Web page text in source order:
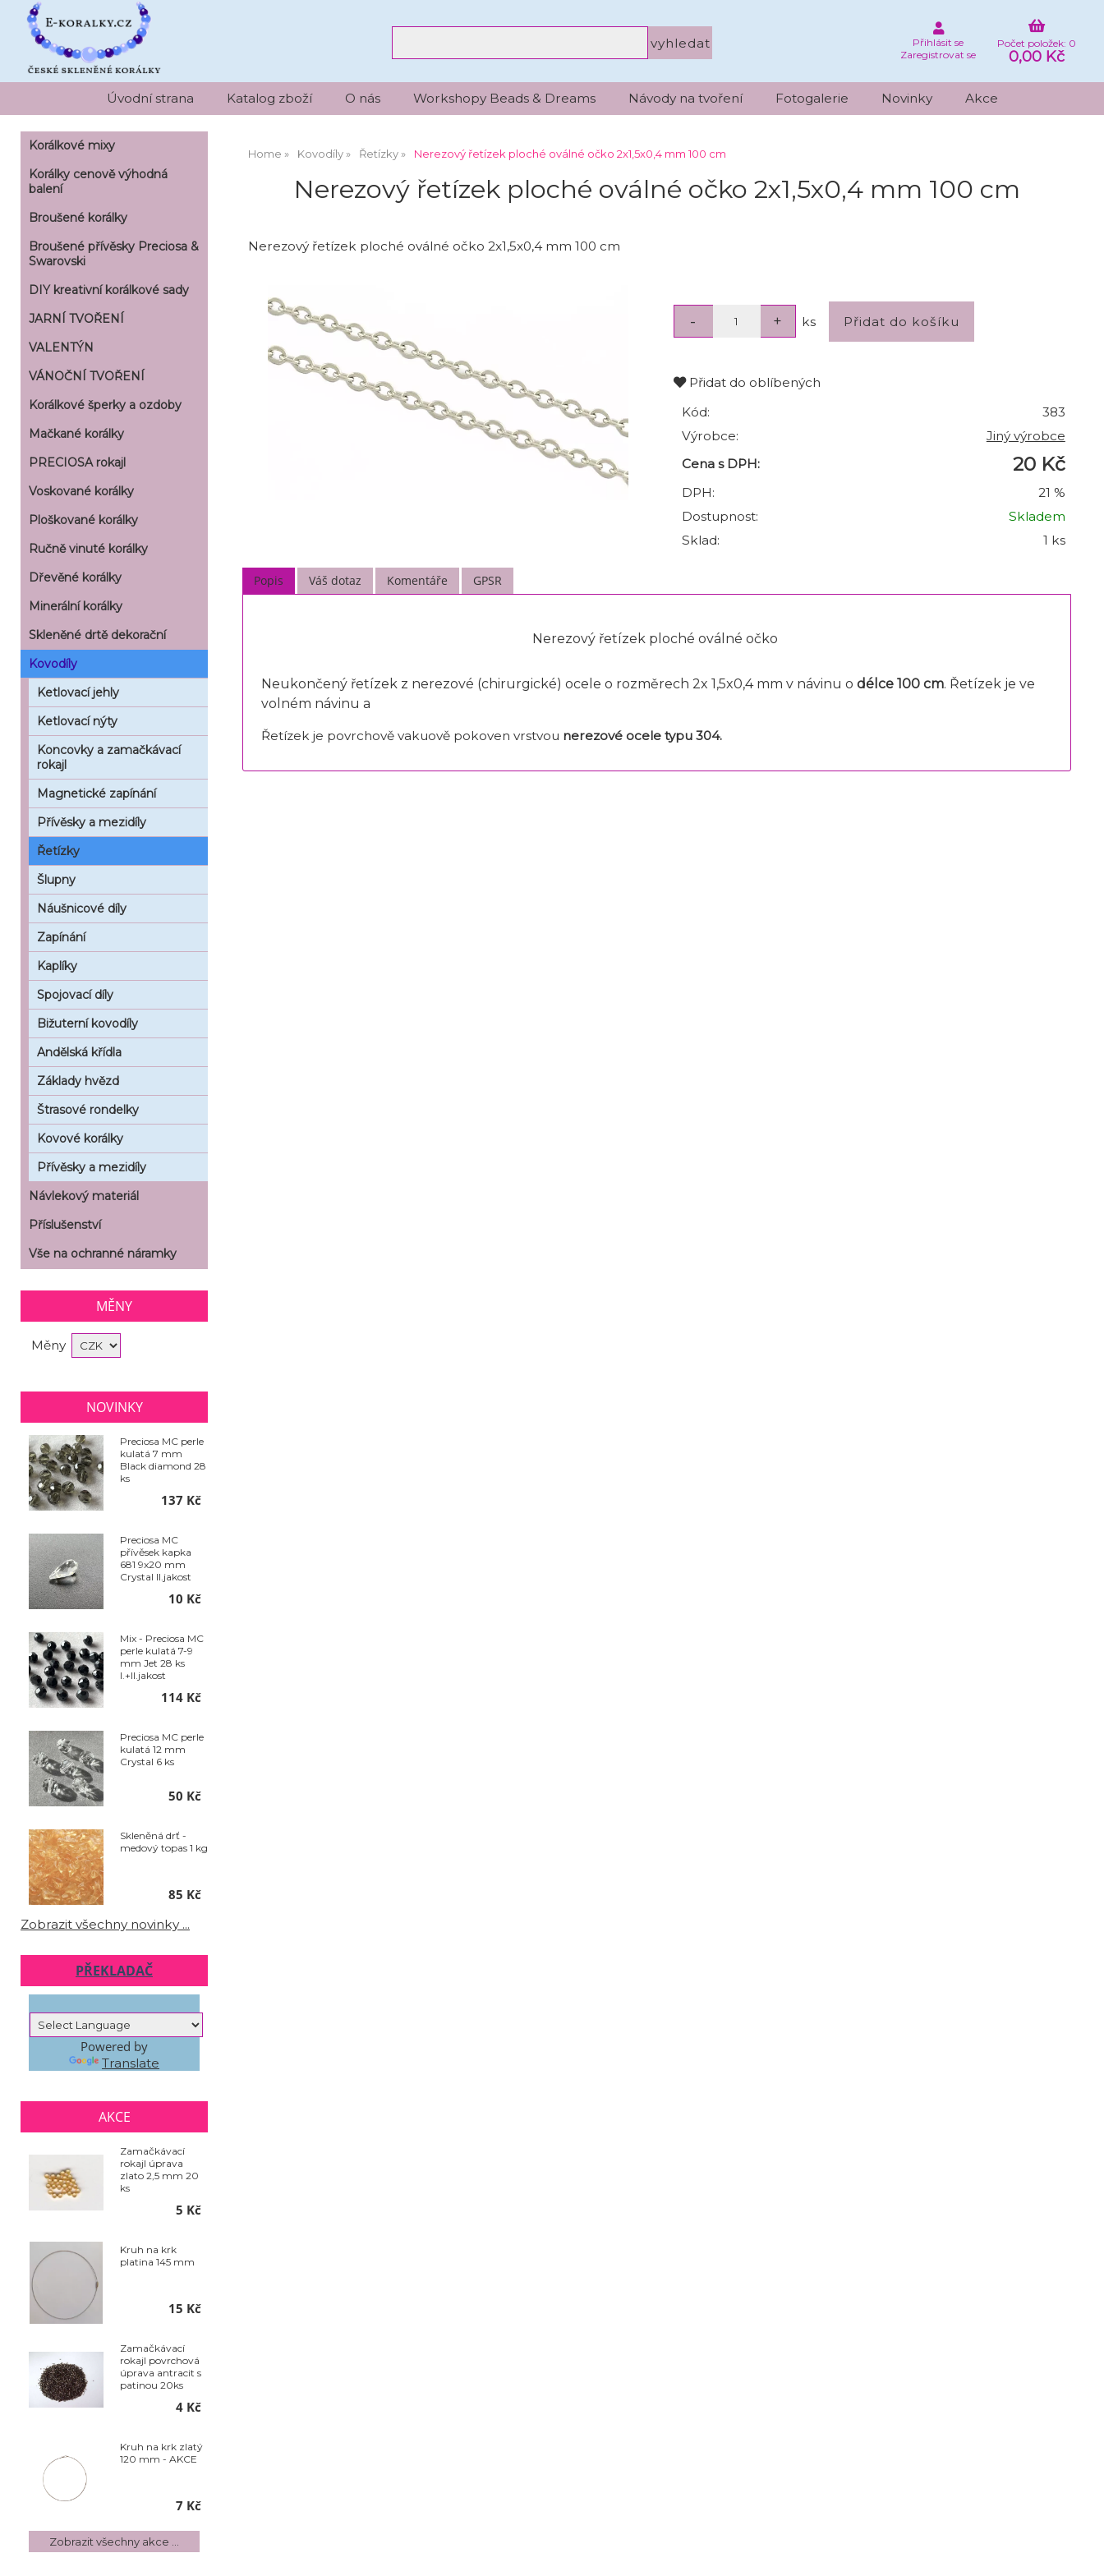
Počet položek: 0
0,00 Kč
Přihlásit se
Zaregistrovat se
Úvodní strana Katalog zboží O nás Workshopy Beads & Dreams Návody na tvoření Fotogalerie Novinky Akce
Home Kovodíly Řetízky Nerezový řetízek ploché oválné očko 2x1,5x0,4 mm 100 cm
Nerezový řetízek ploché oválné očko 2x1,5x0,4 mm 100 cm
Nerezový řetízek ploché oválné očko 2x1,5x0,4 mm 100 cm
ks
Přidat do oblíbených
Kód:
383
Výrobce:
Jiný výrobce
Cena s DPH:
20 Kč
DPH:
21 %
Dostupnost:
Skladem
Sklad:
1 ks
Popis Váš dotaz Komentáře GPSR
Nerezový řetízek ploché oválné očko
Neukončený řetízek z nerezové (chirurgické) ocele o rozměrech 2x 1,5x0,4 mm v návinu o délce 100 cm. Řetízek je ve
volném návinu a
Řetízek je povrchově vakuově pokoven vrstvou nerezové ocele typu 304.
Korálkové mixy
Korálky cenově výhodná
balení
Broušené korálky
Broušené přívěsky Preciosa &
Swarovski
DIY kreativní korálkové sady
JARNÍ TVOŘENÍ
VALENTÝN
VÁNOČNÍ TVOŘENÍ
Korálkové šperky a ozdoby
Mačkané korálky
PRECIOSA rokajl
Voskované korálky
Ploškované korálky
Ručně vinuté korálky
Dřevěné korálky
Minerální korálky
Skleněné drtě dekorační
Kovodíly
Ketlovací jehly
Ketlovací nýty
Koncovky a zamačkávací
rokajl
Magnetické zapínání
Přívěsky a mezidíly
Řetízky
Šlupny
Náušnicové díly
Zapínání
Kaplíky
Spojovací díly
Bižuterní kovodíly
Andělská křídla
Základy hvězd
Štrasové rondelky
Kovové korálky
Přívěsky a mezidíly
Návlekový materiál
Příslušenství
Vše na ochranné náramky
MĚNY
Měny
NOVINKY
Preciosa MC perle
kulatá 7 mm
Black diamond 28
ks
137 Kč
Preciosa MC
přívěsek kapka
681 9x20 mm
Crystal II.jakost
10 Kč
Mix - Preciosa MC
perle kulatá 7-9
mm Jet 28 ks
I.+II.jakost
114 Kč
Preciosa MC perle
kulatá 12 mm
Crystal 6 ks
50 Kč
Skleněná drť -
medový topas 1 kg
85 Kč
Zobrazit všechny novinky ...
PŘEKLADAČ
Powered by
Translate
AKCE
Zamačkávací
rokajl úprava
zlato 2,5 mm 20
ks
5 Kč
Kruh na krk
platina 145 mm
15 Kč
Zamačkávací
rokajl povrchová
úprava antracit s
patinou 20ks
4 Kč
Kruh na krk zlatý
120 mm - AKCE
7 Kč
Zobrazit všechny akce ...